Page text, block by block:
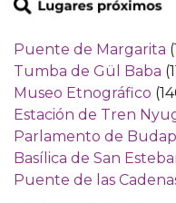
Puente de Margarita
Tumba de Gül Baba
Museo Etnográfico
Estación de Tren
Parlamento de
Basílica de San
Puente de las